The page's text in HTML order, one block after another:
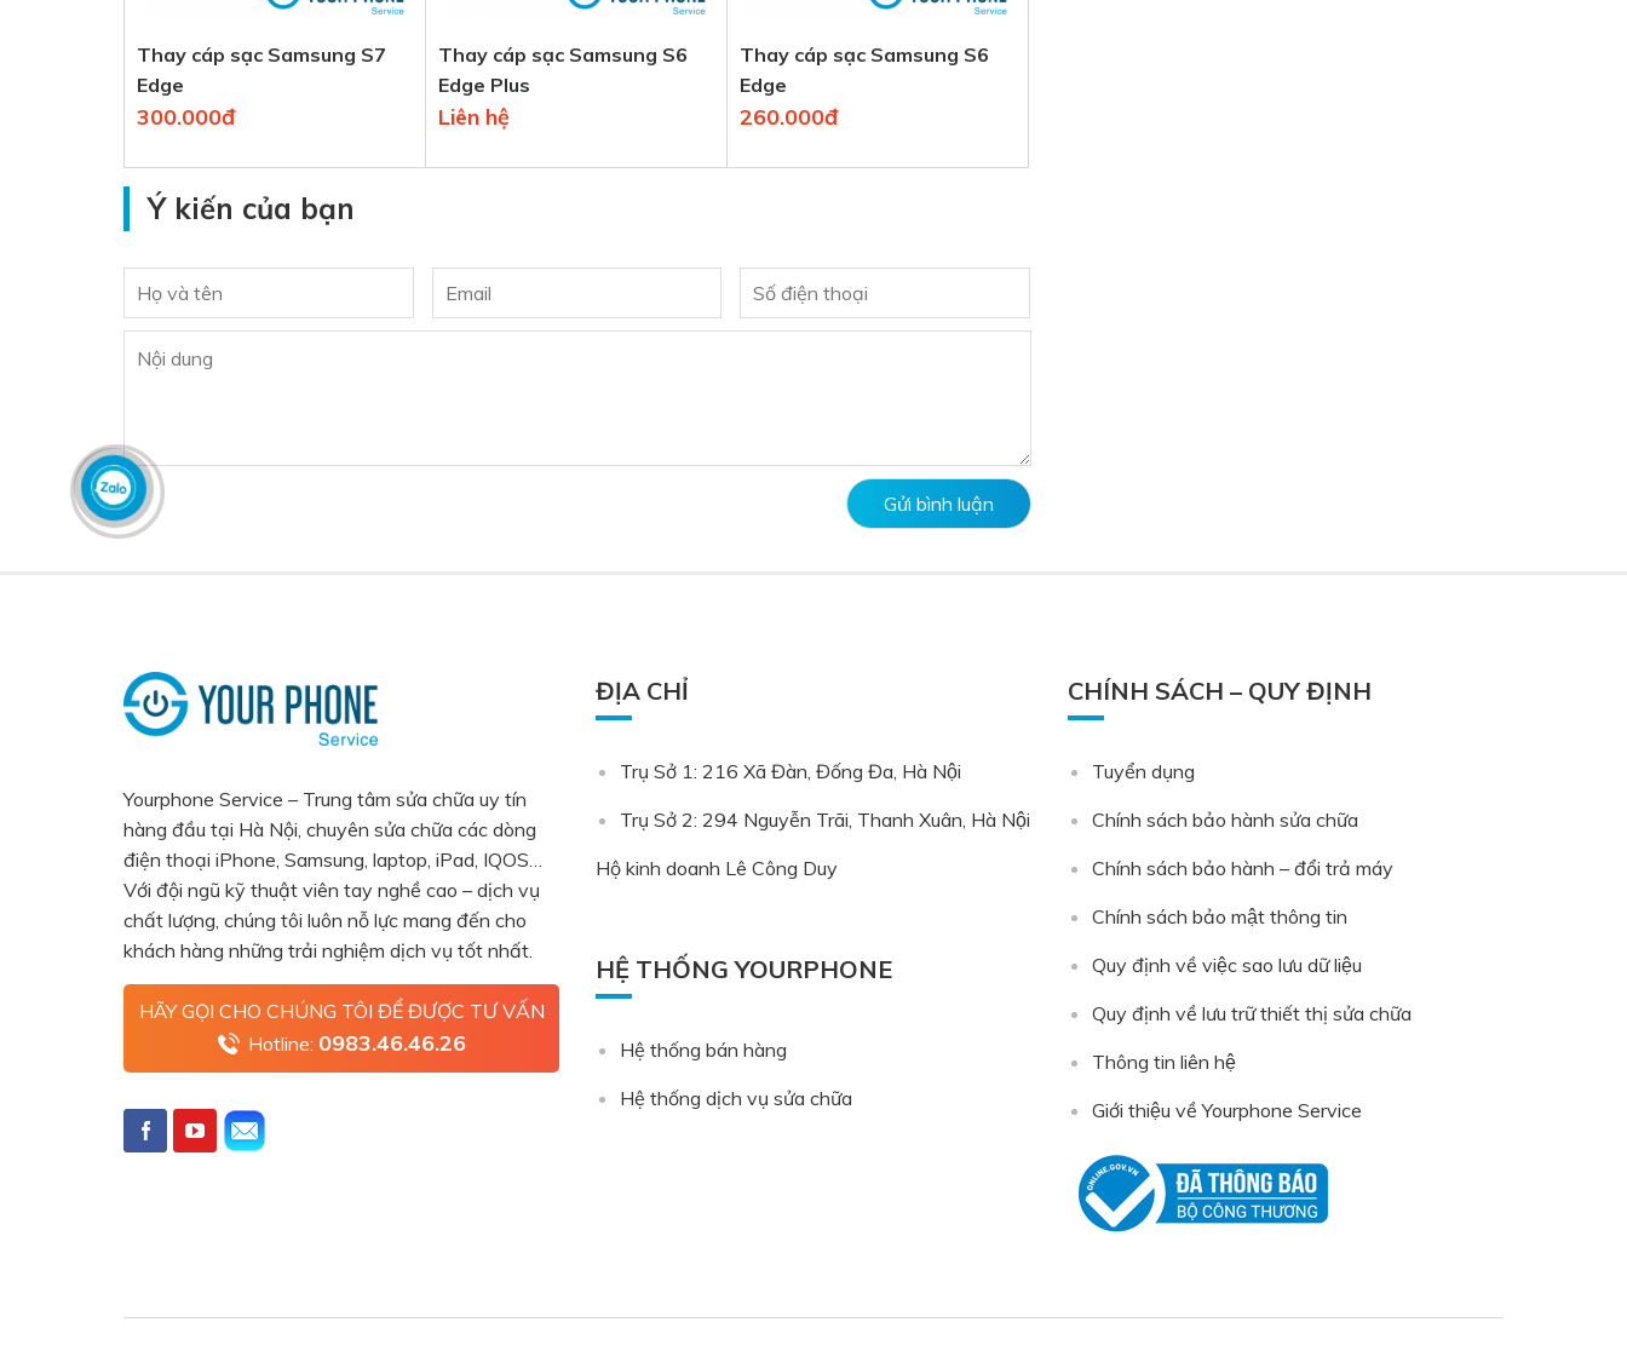
Thay cáp sạc Samsung S7
Edge
300.000đ
Thay cáp sạc Samsung S6
Edge Plus
Liên hệ
Thay cáp sạc Samsung S6
Edge
260.000đ
Ý kiến của bạn
Yourphone Service – Trung tâm sửa chữa uy tín
hàng đầu tại Hà Nội, chuyên sửa chữa các dòng
điện thoại iPhone, Samsung, laptop, iPad, IQOS…
Với đội ngũ kỹ thuật viên tay nghề cao – dịch vụ
chất lượng, chúng tôi luôn nỗ lực mang đến cho
khách hàng những trải nghiệm dịch vụ tốt nhất.
HÃY GỌI CHO CHÚNG TÔI ĐỂ ĐƯỢC TƯ VẤN
Hotline: 0983.46.46.26
ĐỊA CHỈ
Trụ Sở 1: 216 Xã Đàn, Đống Đa, Hà Nội
Trụ Sở 2: 294 Nguyễn Trãi, Thanh Xuân, Hà Nội
Hộ kinh doanh Lê Công Duy
HỆ THỐNG YOURPHONE
Hệ thống bán hàng
Hệ thống dịch vụ sửa chữa
CHÍNH SÁCH – QUY ĐỊNH
Tuyển dụng
Chính sách bảo hành sửa chữa
Chính sách bảo hành – đổi trả máy
Chính sách bảo mật thông tin
Quy định về việc sao lưu dữ liệu
Quy định về lưu trữ thiết thị sửa chữa
Thông tin liên hệ
Giới thiệu về Yourphone Service